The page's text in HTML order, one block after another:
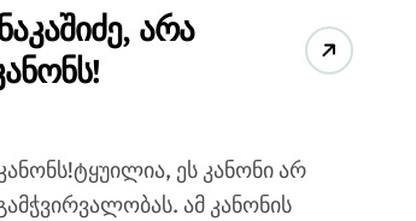
არა
ამ კანონის